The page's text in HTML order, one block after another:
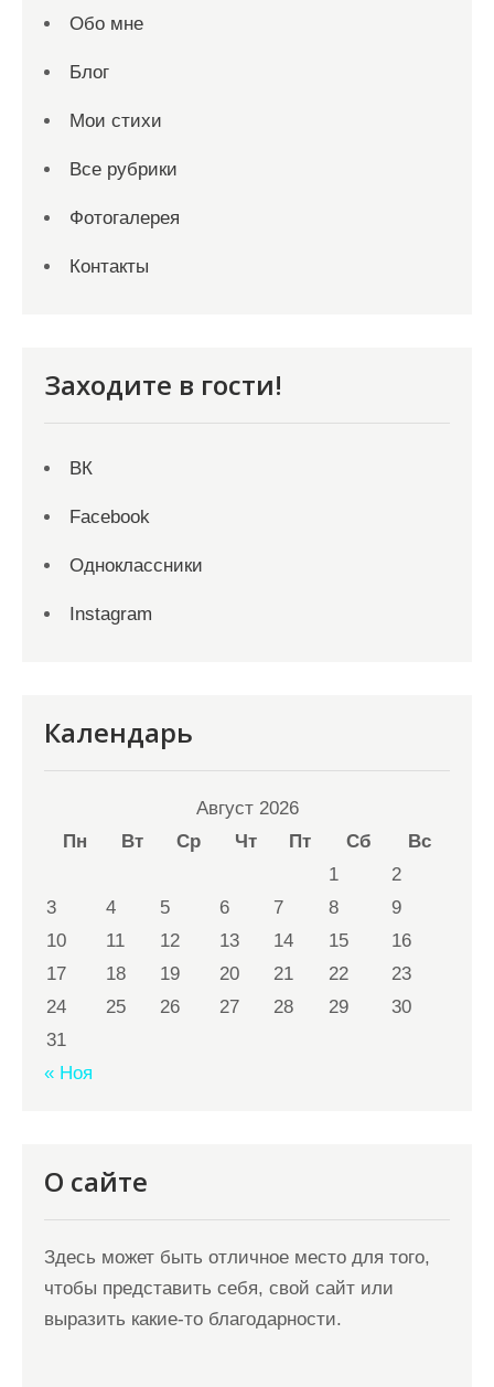
Обо мне
Блог
Мои стихи
Все рубрики
Фотогалерея
Контакты
Заходите в гости!
ВК
Facebook
Одноклассники
Instagram
Календарь
Август 2026
Пн
Вт Ср Чт Пт Сб
Вс
1
2
3
4 5 6 7 8
9
10
11 12 13 14 15
16
17
18 19 20 21 22
23
24
25 26 27 28 29
30
31
« Ноя
О сайте
Здесь может быть отличное место для того,
чтобы представить себя, свой сайт или
выразить какие-то благодарности.